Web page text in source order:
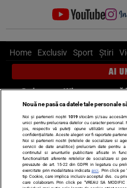
Home Exclusiv Sport Știri
AI
Scrie-ne pe Whatsapp, sună
Știri interne
Ultimele stiri
Diete Insula
Echipa editorială
Termeni si
Nouă ne pasă ca datele tale personale
Noi și partenerii noștri 1019stocăm și/sau accesăm
unici pentru prelucrarea datelor cu caracter
jos, respectiv vă puteți opune utilizării unui
confidențialitate. Aceste alegeri vor fi raportate
Noi si partenerii nostri (retelele de socializare si
servicii de date analitice) prelucram date pentru
continutul si anunturile publicitare afisate in
functionalitati aferente retelelor de socializare si
prevazute de art. 15-22 din GDPR in legatura cu
exercitate prin modalitatea indicataaici . Prin click
tip Cookie, care implica inclusiv acceptul dvs. cu
care colaboram. Prin click pe “VREAU SA